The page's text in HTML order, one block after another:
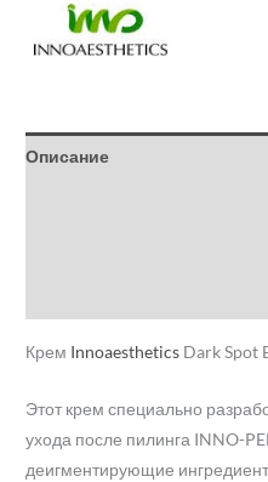
Описание
Крем Innoaesthetics Dark Spot
Этот крем специально
ухода после пилинга INNO-
деигментирующие